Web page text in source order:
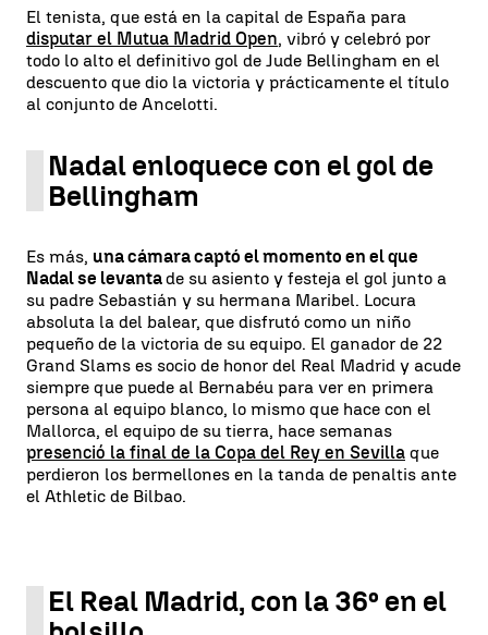
El tenista, que está en la capital de España para
disputar el Mutua Madrid Open, vibró y celebró por
todo lo alto el definitivo gol de Jude Bellingham en el
descuento que dio la victoria y prácticamente el título
al conjunto de Ancelotti.
Nadal enloquece con el gol de
Bellingham
Es más, una cámara captó el momento en el que
Nadal se levantade su asiento y festeja el gol junto a
su padre Sebastián y su hermana Maribel. Locura
absoluta la del balear, que disfrutó como un niño
pequeño de la victoria de su equipo. El ganador de 22
Grand Slams es socio de honor del Real Madrid y acude
siempre que puede al Bernabéu para ver en primera
persona al equipo blanco, lo mismo que hace con el
Mallorca, el equipo de su tierra, hace semanas
presenció la final de la Copa del Rey en Sevilla que
perdieron los bermellones en la tanda de penaltis ante
el Athletic de Bilbao.
El Real Madrid, con la 36º en el